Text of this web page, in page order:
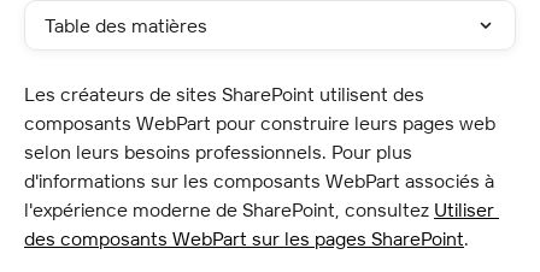
Table des matières
Les créateurs de sites SharePoint utilisent des
composants WebPart pour construire leurs pages web
selon leurs besoins professionnels. Pour plus
d'informations sur les composants WebPart associés à
l'expérience moderne de SharePoint, consultez Utiliser
des composants WebPart sur les pages SharePoint.